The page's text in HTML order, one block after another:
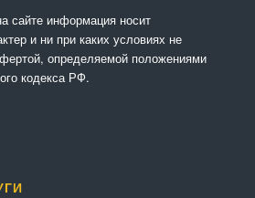
сайте информация носит
и ни при каких условиях не
определяемой положениями
кодекса РФ.